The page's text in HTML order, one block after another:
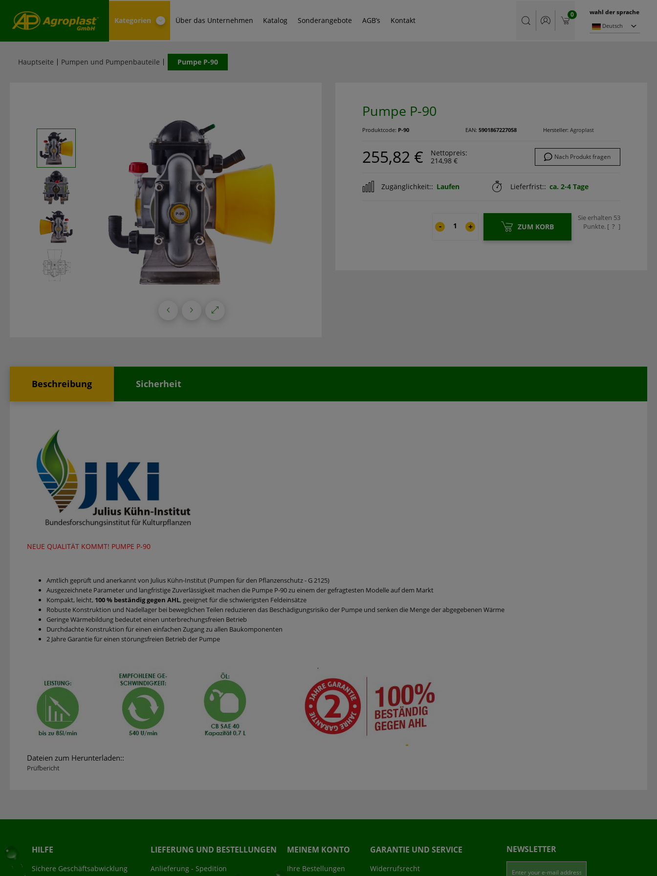
Kategorien Über das Unternehmen Katalog Sonderangebote AGB’s Kontakt
0 wahl der sprache
Deutsch
Hauptseite Pumpen und Pumpenbauteile Pumpe P-90
Pumpe P-90
Produktcode: P-90 EAN: 5901867227058 Hersteller: Agroplast
255,82 €
Nettopreis:
214,98 €
Nach Produkt fragen
Zugänglichkeit:: Laufen Lieferfrist:: ca. 2-4 Tage
- + ZUM KORB
Sie erhalten 53
Punkte. [ ? ]
Beschreibung Sicherheit
NEUE QUALITÄT KOMMT! PUMPE P-90
Amtlich geprüft und anerkannt von Julius Kühn-Institut (Pumpen für den Pflanzenschutz - G 2125)
Ausgezeichnete Parameter und langfristige Zuverlässigkeit machen die Pumpe P-90 zu einem der gefragtesten Modelle auf dem Markt
Kompakt, leicht, 100 % beständig gegen AHL, geeignet für die schwierigsten Feldeinsätze
Robuste Konstruktion und Nadellager bei beweglichen Teilen reduzieren das Beschädigungsrisiko der Pumpe und senken die Menge der abgegebenen Wärme
Geringe Wärmebildung bedeutet einen unterbrechungsfreien Betrieb
Durchdachte Konstruktion für einen einfachen Zugang zu allen Baukomponenten
2 Jahre Garantie für einen störungsfreien Betrieb der Pumpe
Dateien zum Herunterladen::
Prüfbericht
HILFE
Sichere Geschäftsabwicklung
LIEFERUNG UND BESTELLUNGEN
Anlieferung - Spedition
MEINEM KONTO
Ihre Bestellungen
GARANTIE UND SERVICE
Widerrufsrecht
NEWSLETTER